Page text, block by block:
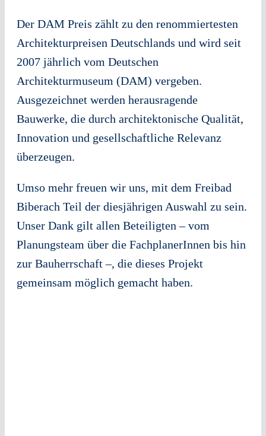
Der DAM Preis zählt zu den renommiertesten
Architekturpreisen Deutschlands und wird seit
2007 jährlich vom Deutschen
Architekturmuseum (DAM) vergeben.
Ausgezeichnet werden herausragende
Bauwerke, die durch architektonische Qualität,
Innovation und gesellschaftliche Relevanz
überzeugen.
Umso mehr freuen wir uns, mit dem Freibad
Biberach Teil der diesjährigen Auswahl zu sein.
Unser Dank gilt allen Beteiligten – vom
Planungsteam über die FachplanerInnen bis hin
zur Bauherrschaft –, die dieses Projekt
gemeinsam möglich gemacht haben.